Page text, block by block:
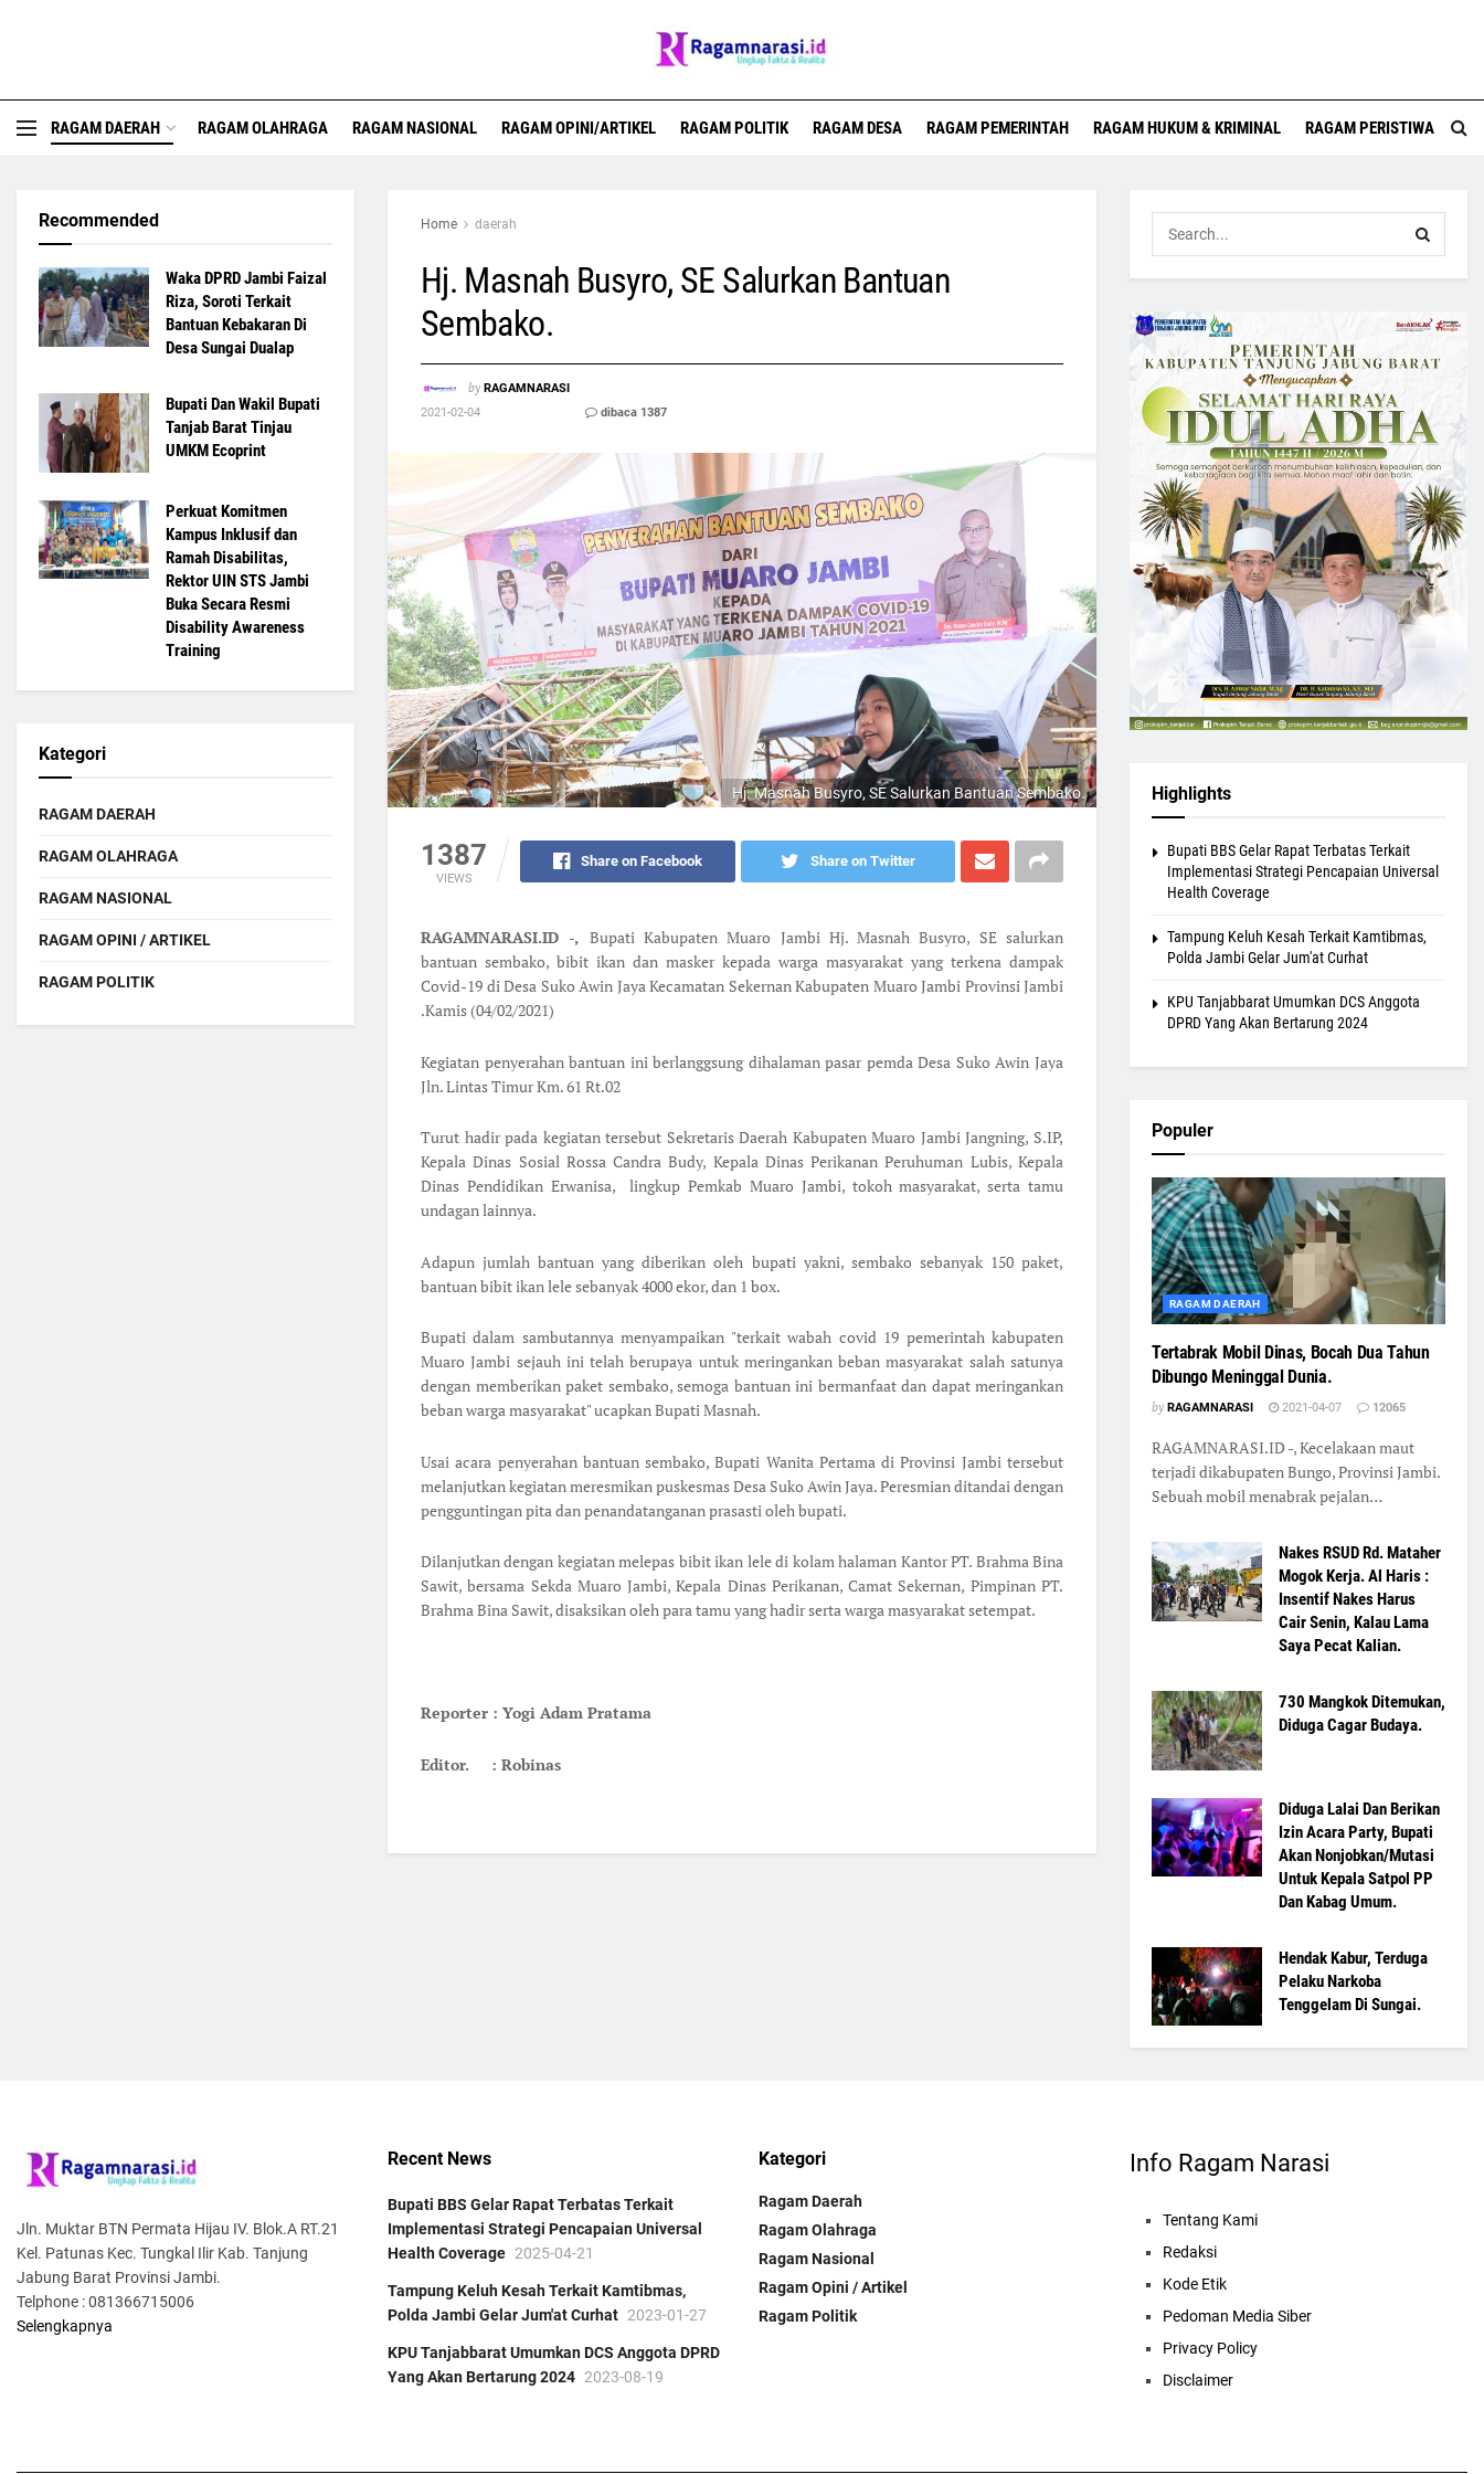
RAGAM DAERAH RAGAM OLAHRAGA RAGAM NASIONAL RAGAM OPINI/ARTIKEL RAGAM POLITIK RAGAM DESA RAGAM PEMERINTAH RAGAM HUKUM & KRIMINAL RAGAM PERISTIWA
Home daerah
Hj. Masnah Busyro, SE Salurkan Bantuan
Sembako.
by RAGAMNARASI
2021-02-04
dibaca 1387
Hj. Masnah Busyro, SE Salurkan Bantuan Sembako.
1387
VIEWS
Share on Facebook Share on Twitter
RAGAMNARASI.ID -, Bupati Kabupaten Muaro Jambi Hj. Masnah Busyro, SE salurkan
bantuan sembako, bibit ikan dan masker kepada warga masyarakat yang terkena dampak
Covid-19 di Desa Suko Awin Jaya Kecamatan Sekernan Kabupaten Muaro Jambi Provinsi Jambi
.Kamis (04/02/2021)
Kegiatan penyerahan bantuan ini berlanggsung dihalaman pasar pemda Desa Suko Awin Jaya
Jln. Lintas Timur Km. 61 Rt.02
Turut hadir pada kegiatan tersebut Sekretaris Daerah Kabupaten Muaro Jambi Jangning, S.IP,
Kepala Dinas Sosial Rossa Candra Budy, Kepala Dinas Perikanan Peruhuman Lubis, Kepala
Dinas Pendidikan Erwanisa, lingkup Pemkab Muaro Jambi, tokoh masyarakat, serta tamu
undagan lainnya.
Adapun jumlah bantuan yang diberikan oleh bupati yakni, sembako sebanyak 150 paket,
bantuan bibit ikan lele sebanyak 4000 ekor, dan 1 box.
Bupati dalam sambutannya menyampaikan "terkait wabah covid 19 pemerintah kabupaten
Muaro Jambi sejauh ini telah berupaya untuk meringankan beban masyarakat salah satunya
dengan memberikan paket sembako, semoga bantuan ini bermanfaat dan dapat meringankan
beban warga masyarakat" ucapkan Bupati Masnah.
Usai acara penyerahan bantuan sembako, Bupati Wanita Pertama di Provinsi Jambi tersebut
melanjutkan kegiatan meresmikan puskesmas Desa Suko Awin Jaya. Peresmian ditandai dengan
pengguntingan pita dan penandatanganan prasasti oleh bupati.
Dilanjutkan dengan kegiatan melepas bibit ikan lele di kolam halaman Kantor PT. Brahma Bina
Sawit, bersama Sekda Muaro Jambi, Kepala Dinas Perikanan, Camat Sekernan, Pimpinan PT.
Brahma Bina Sawit, disaksikan oleh para tamu yang hadir serta warga masyarakat setempat.
Reporter : Yogi Adam Pratama
Editor. : Robinas
Recommended
Waka DPRD Jambi Faizal
Riza, Soroti Terkait
Bantuan Kebakaran Di
Desa Sungai Dualap
Bupati Dan Wakil Bupati
Tanjab Barat Tinjau
UMKM Ecoprint
Perkuat Komitmen
Kampus Inklusif dan
Ramah Disabilitas,
Rektor UIN STS Jambi
Buka Secara Resmi
Disability Awareness
Training
Kategori
RAGAM DAERAH
RAGAM OLAHRAGA
RAGAM NASIONAL
RAGAM OPINI / ARTIKEL
RAGAM POLITIK
Highlights
Bupati BBS Gelar Rapat Terbatas Terkait
Implementasi Strategi Pencapaian Universal
Health Coverage
Tampung Keluh Kesah Terkait Kamtibmas,
Polda Jambi Gelar Jum'at Curhat
KPU Tanjabbarat Umumkan DCS Anggota
DPRD Yang Akan Bertarung 2024
Populer
RAGAM DAERAH
Tertabrak Mobil Dinas, Bocah Dua Tahun
Dibungo Meninggal Dunia.
by RAGAMNARASI 2021-04-07 12065
RAGAMNARASI.ID -, Kecelakaan maut
terjadi dikabupaten Bungo, Provinsi Jambi.
Sebuah mobil menabrak pejalan…
Nakes RSUD Rd. Mataher
Mogok Kerja. Al Haris :
Insentif Nakes Harus
Cair Senin, Kalau Lama
Saya Pecat Kalian.
730 Mangkok Ditemukan,
Diduga Cagar Budaya.
Diduga Lalai Dan Berikan
Izin Acara Party, Bupati
Akan Nonjobkan/Mutasi
Untuk Kepala Satpol PP
Dan Kabag Umum.
Hendak Kabur, Terduga
Pelaku Narkoba
Tenggelam Di Sungai.
Jln. Muktar BTN Permata Hijau IV. Blok.A RT.21
Kel. Patunas Kec. Tungkal Ilir Kab. Tanjung
Jabung Barat Provinsi Jambi.
Telphone : 081366715006
Selengkapnya
Recent News
Bupati BBS Gelar Rapat Terbatas Terkait
Implementasi Strategi Pencapaian Universal
Health Coverage 2025-04-21
Tampung Keluh Kesah Terkait Kamtibmas,
Polda Jambi Gelar Jum'at Curhat 2023-01-27
KPU Tanjabbarat Umumkan DCS Anggota DPRD
Yang Akan Bertarung 2024 2023-08-19
Kategori
Ragam Daerah
Ragam Olahraga
Ragam Nasional
Ragam Opini / Artikel
Ragam Politik
Info Ragam Narasi
Tentang Kami
Redaksi
Kode Etik
Pedoman Media Siber
Privacy Policy
Disclaimer